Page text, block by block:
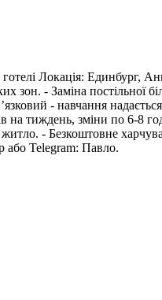
Локація: Единбург,
зон. - Заміна постільної
- навчання
на тиждень, зміни по 6-8
- Безкоштовне
або Telegram: Павло.